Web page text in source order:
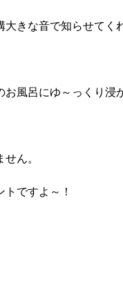
きな音で知らせてく
風呂にゆ～っくり
ん。
ですよ～！